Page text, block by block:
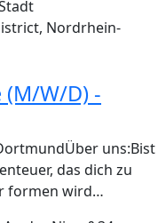
Nordrhein-
W/D) -
uns:Bist
das dich zu
formen wird…